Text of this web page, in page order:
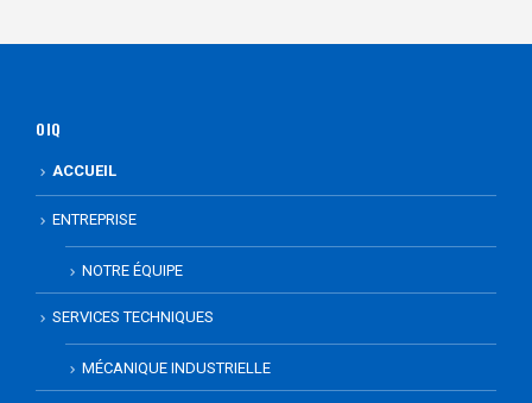
OIQ
ACCUEIL
ENTREPRISE
NOTRE ÉQUIPE
SERVICES TECHNIQUES
MÉCANIQUE INDUSTRIELLE